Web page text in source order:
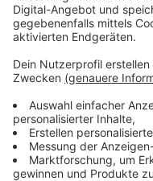
Seppenrade. Hier
nach, woher Fleisch
Viele Hofläden im
geschlossen.